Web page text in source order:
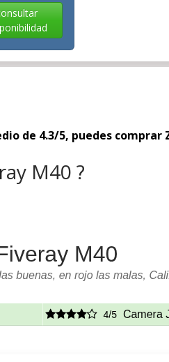
de 4.3/5, puedes comprar
M40 ?